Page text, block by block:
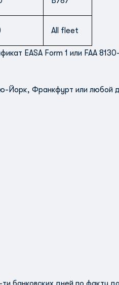
All fleet
EASA Form 1 или FAA
Йорк, Франкфурт или любой